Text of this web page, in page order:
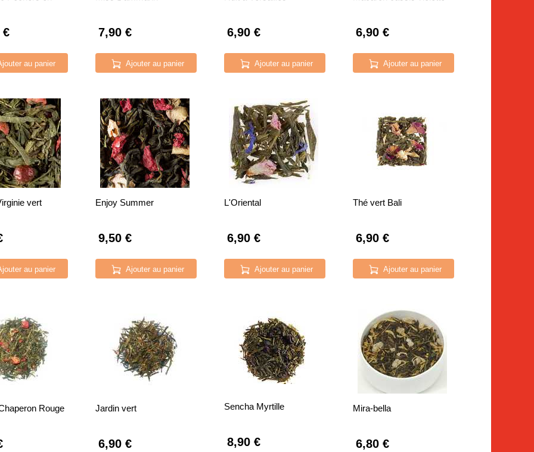
€
au panier
7,90 €
Ajouter au panier
6,90 €
Ajouter au panier
6,90 €
Ajouter au panier
vert
au panier
Enjoy Summer
9,50 €
Ajouter au panier
L'Oriental
6,90 €
Ajouter au panier
Thé vert Bali
6,90 €
Ajouter au panier
Rouge Jardin vert
6,90 €
Sencha Myrtille
8,90 €
Mira-bella
6,80 €